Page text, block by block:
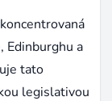
Edinburghu a
tato
legislativou